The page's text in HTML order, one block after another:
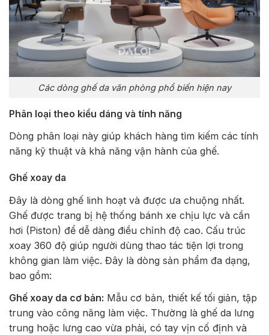
Các dòng ghế da văn phòng phổ biến hiện nay
Phân loại theo kiểu dáng và tính năng
Dòng phân loại này giúp khách hàng tìm kiếm các tính
năng kỹ thuật và khả năng vận hành của ghế.
Ghế xoay da
Đây là dòng ghế linh hoạt và được ưa chuộng nhất.
Ghế được trang bị hệ thống bánh xe chịu lực và cần
hơi (Piston) để dễ dàng điều chỉnh độ cao. Cấu trúc
xoay 360 độ giúp người dùng thao tác tiện lợi trong
không gian làm việc. Đây là dòng sản phẩm đa dạng,
bao gồm:
Ghế xoay da cơ bản: Mẫu cơ bản, thiết kế tối giản, tập
trung vào công năng làm việc. Thường là ghế da lưng
trung hoặc lưng cao vừa phải, có tay vịn cố định và